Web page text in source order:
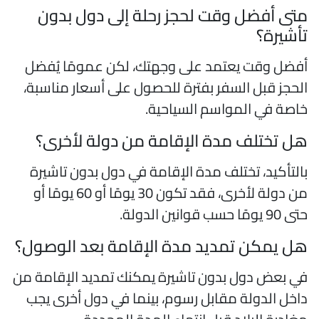
أفضل وقت لحجز رحلة إلى دول بدون
وقت يعتمد على وجهتك، لكن عمومًا يُفضل
قبل السفر بفترة للحصول على أسعار مناسبة،
في المواسم السياحية.
تختلف مدة الإقامة من دولة لأخرى؟
تختلف مدة الإقامة في دول بدون تاشيرة
من دولة لأخرى، فقد تكون 30 يومًا أو 60 يومًا أو
حسب قوانين الدولة.
يمكن تمديد مدة الإقامة بعد الوصول؟
بعض دول بدون تاشيرة يمكنك تمديد الإقامة من
الدولة مقابل رسوم، بينما في دول أخرى يجب